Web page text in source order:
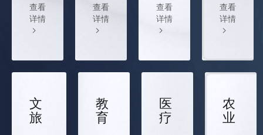
查看
详情
查看
详情
查看
详情
查看
详情
文
旅
教
育
医
疗
农
业